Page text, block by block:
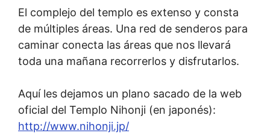
El complejo del templo es extenso y consta
de múltiples áreas. Una red de senderos para
caminar conecta las áreas que nos llevará
toda una mañana recorrerlos y disfrutarlos.
Aquí les dejamos un plano sacado de la web
oficial del Templo Nihonji (en japonés):
http://www.nihonji.jp/